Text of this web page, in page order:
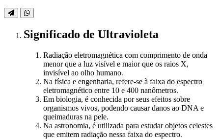
Significado de Ultravioleta
Radiação eletromagnética com comprimento de onda
menor que a luz visível e maior que os raios X,
invisível ao olho humano.
Na física e engenharia, refere-se à faixa do espectro
eletromagnético entre 10 e 400 nanômetros.
Em biologia, é conhecida por seus efeitos sobre
organismos vivos, podendo causar danos ao DNA e
queimaduras na pele.
Na astronomia, é utilizada para estudar objetos celestes
que emitem radiação nessa faixa do espectro.